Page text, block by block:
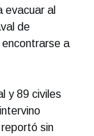
evacuar al
de
a
y 89 civiles
sin